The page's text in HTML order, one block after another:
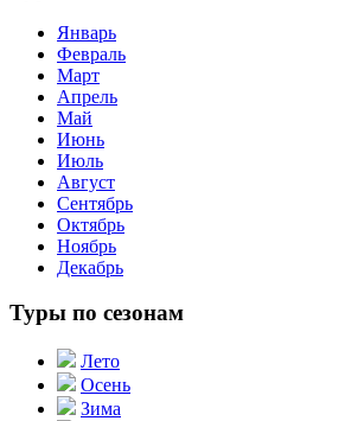
Январь
Февраль
Март
Апрель
Май
Июнь
Июль
Август
Сентябрь
Октябрь
Ноябрь
Декабрь
Туры по сезонам
Лето
Осень
Зима